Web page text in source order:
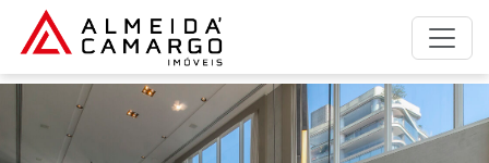
A empresa
Anunciar imóvel para alugar
Anunciar imóvel para vender